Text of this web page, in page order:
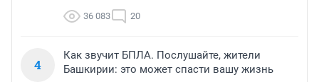
36 083 20
4
Как звучит БПЛА. Послушайте, жители
Башкирии: это может спасти вашу жизнь